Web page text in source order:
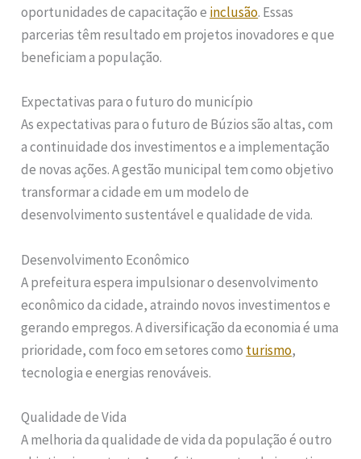
oportunidades de capacitação e inclusão. Essas
parcerias têm resultado em projetos inovadores e que
beneficiam a população.
Expectativas para o futuro do município
As expectativas para o futuro de Búzios são altas, com
a continuidade dos investimentos e a implementação
de novas ações. A gestão municipal tem como objetivo
transformar a cidade em um modelo de
desenvolvimento sustentável e qualidade de vida.
Desenvolvimento Econômico
A prefeitura espera impulsionar o desenvolvimento
econômico da cidade, atraindo novos investimentos e
gerando empregos. A diversificação da economia é uma
prioridade, com foco em setores como turismo,
tecnologia e energias renováveis.
Qualidade de Vida
A melhoria da qualidade de vida da população é outro